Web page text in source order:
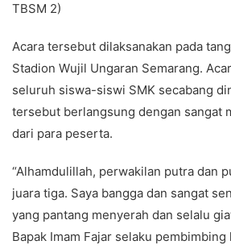
TBSM 2)
Acara tersebut dilaksanakan pada
Stadion Wujil Ungaran Semarang.
seluruh siswa-siswi SMK secabang
tersebut berlangsung dengan sangat
dari para peserta.
“Alhamdulillah, perwakilan putra dan
juara tiga. Saya bangga dan sangat
yang pantang menyerah dan selalu
Bapak Imam Fajar selaku pembimbing